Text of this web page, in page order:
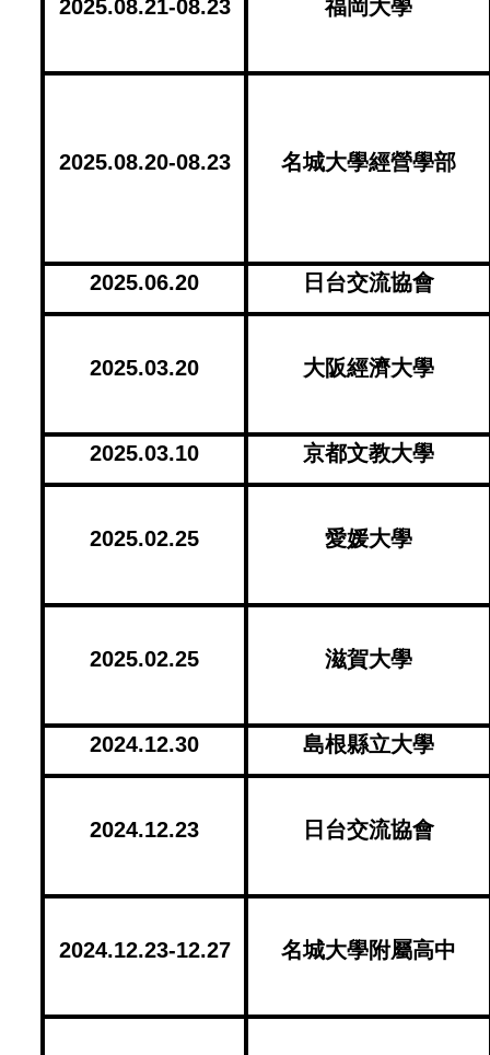
2025.08.21-08.23 福岡大學
2025.08.20-08.23 名城大學經營學部
2025.06.20 日台交流協會
2025.03.20 大阪經濟大學
2025.03.10 京都文教大學
2025.02.25 愛媛大學
2025.02.25 滋賀大學
2024.12.30 島根縣立大學
2024.12.23 日台交流協會
2024.12.23-12.27 名城大學附屬高中